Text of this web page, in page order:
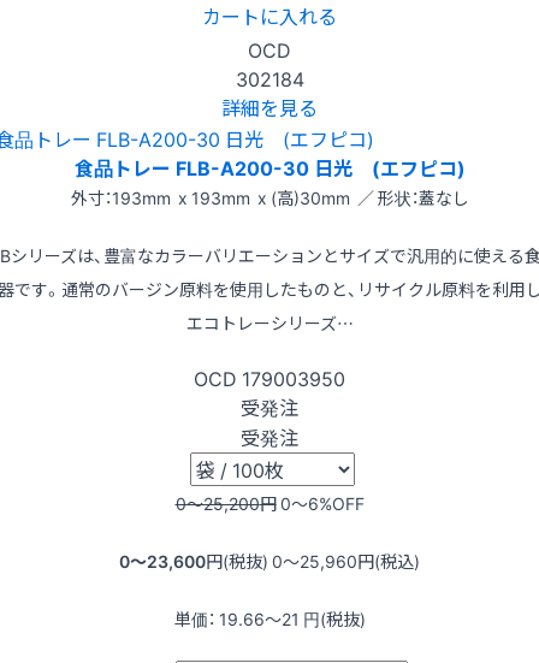
カートに入れる
OCD
302184
詳細を見る
食品トレー FLB-A200-30 日光 (エフピコ)
外寸：193mm x 193mm x (高)30mm ／ 形状：蓋なし
シリーズは、豊富なカラーバリエーションとサイズで汎用的に使える
です。通常のバージン原料を使用したものと、リサイクル原料を利用
エコトレーシリーズ…
OCD 179003950
受発注
受発注
0〜25,200円0〜6%OFF
0〜23,600円(税抜) 0〜25,960円(税込)
単価： 19.66〜21 円(税抜)